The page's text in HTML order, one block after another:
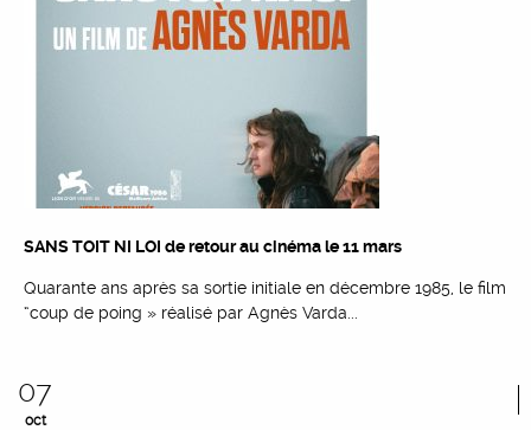
SANS TOIT NI LOI de retour au cinéma le 11 mars
Quarante ans après sa sortie initiale en décembre 1985, le film
“coup de poing » réalisé par Agnès Varda...
07
oct